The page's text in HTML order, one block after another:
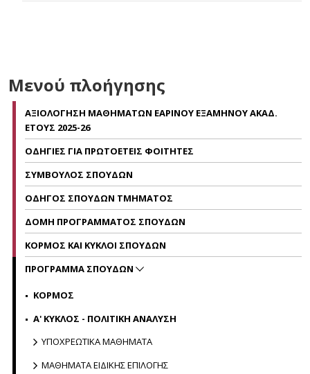
Μενού πλοήγησης
ΑΞΙΟΛΟΓΗΣΗ ΜΑΘΗΜΑΤΩΝ ΕΑΡΙΝΟΥ ΕΞΑΜΗΝΟΥ ΑΚΑΔ.
ΕΤΟΥΣ 2025-26
ΟΔΗΓΙΕΣ ΓΙΑ ΠΡΩΤΟΕΤΕΙΣ ΦΟΙΤΗΤΕΣ
ΣΥΜΒΟΥΛΟΣ ΣΠΟΥΔΩΝ
ΟΔΗΓΟΣ ΣΠΟΥΔΩΝ ΤΜΗΜΑΤΟΣ
ΔΟΜΗ ΠΡΟΓΡΑΜΜΑΤΟΣ ΣΠΟΥΔΩΝ
ΚΟΡΜΟΣ ΚΑΙ ΚΥΚΛΟΙ ΣΠΟΥΔΩΝ
ΠΡΟΓΡΑΜΜΑ ΣΠΟΥΔΩΝ
ΚΟΡΜΟΣ
Α' ΚΥΚΛΟΣ - ΠΟΛΙΤΙΚΗ ΑΝΑΛΥΣΗ
ΥΠΟΧΡΕΩΤΙΚΑ ΜΑΘΗΜΑΤΑ
ΜΑΘΗΜΑΤΑ ΕΙΔΙΚΗΣ ΕΠΙΛΟΓΗΣ